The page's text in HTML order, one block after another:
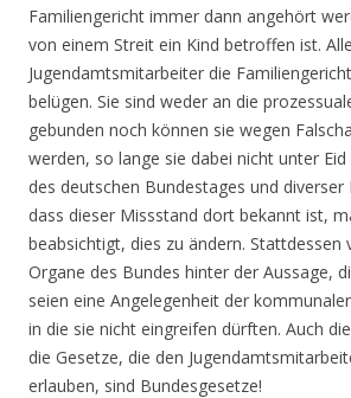
Familiengericht immer dann angehört
von einem Streit ein Kind betroffen ist.
Jugendamtsmitarbeiter die
belügen. Sie sind weder an die
gebunden noch können sie wegen
werden, so lange sie dabei nicht unter Eid
des deutschen Bundestages und
dass dieser Missstand dort bekannt ist,
beabsichtigt, dies zu ändern. Stattdessen
Organe des Bundes hinter der Aussage,
seien eine Angelegenheit der
in die sie nicht eingreifen dürften. Auch
die Gesetze, die den
erlauben, sind Bundesgesetze!